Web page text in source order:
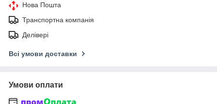
Нова Пошта
Транспортна компанія
Делівері
Всі умови доставки
Умови оплати